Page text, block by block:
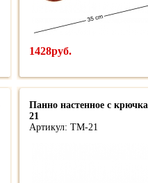
1428руб.
Панно настенное с
21
Артикул: TM-21